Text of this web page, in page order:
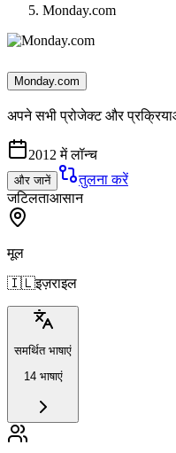
Monday.com
Monday.com
अपने सभी प्रोजेक्ट और
2012 में लॉन्च
और जानें
तुलना करें
जटिलताआसान
मूल
🇮🇱इज़राइल
समर्थित भाषाएं
14 भाषाएं